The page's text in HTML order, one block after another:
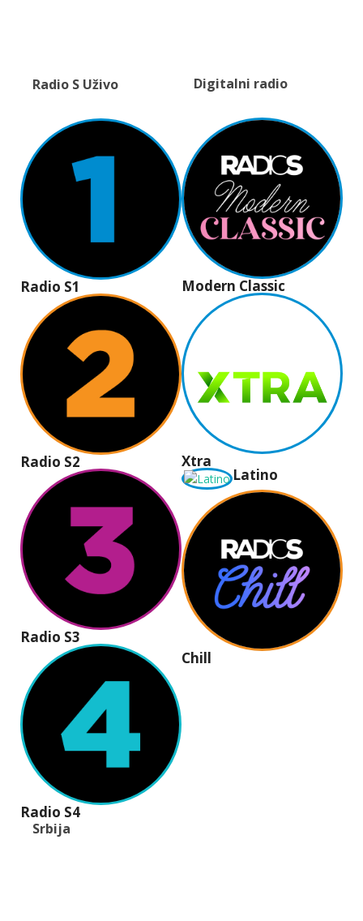
Radio S Uživo
Radio S1
Radio S2
Radio S3
Radio S4
Digitalni radio
Modern Classic
Xtra
Latino
Chill
Srbija